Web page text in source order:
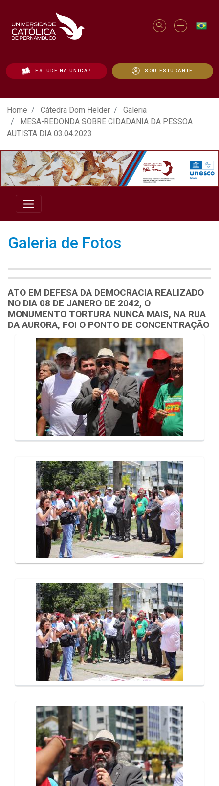
ESTUDE NA UNICAP SOU ESTUDANTE
ATO EM DEFESA DA DEMOCRACIA
Home Cátedra Dom Helder
Galeria
MESA-REDONDA SOBRE CIDADANIA DA PESSOA
AUTISTA DIA 03.04.2023
Galeria de Fotos
ATO EM DEFESA DA DEMOCRACIA REALIZADO
NO DIA 08 DE JANERO DE 2042, O
MONUMENTO TORTURA NUNCA MAIS, NA RUA
DA AURORA, FOI O PONTO DE CONCENTRAÇÃO
Galeria de Mídias